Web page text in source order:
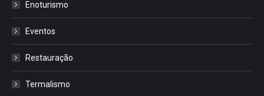
Enoturismo
Eventos
Restauração
Termalismo